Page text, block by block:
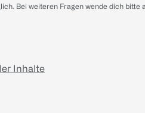
Bei weiteren Fragen wende dich bitte
Inhalte